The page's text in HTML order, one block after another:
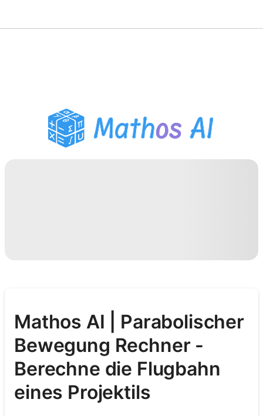
PDF Hausaufgaben-Helfer
Lernwerkzeuge
Mathos AI | Parabolischer
Bewegung Rechner -
Berechne die Flugbahn
eines Projektils